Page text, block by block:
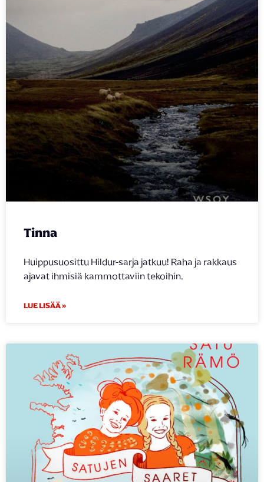
Tinna
Huippusuosittu Hildur-sarja jatkuu! Raha ja rakkaus
ajavat ihmisiä kammottaviin tekoihin.
LUE LISÄÄ »